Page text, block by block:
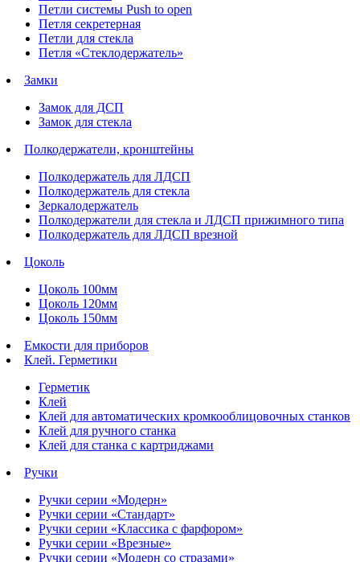
Петли системы Push to open
Петля секретерная
Петли для стекла
Петля «Стеклодержатель»
Замки
Замок для ДСП
Замок для стекла
Полкодержатели, кронштейны
Полкодержатель для ЛДСП
Полкодержатель для стекла
Зеркалодержатель
Полкодержатели для стекла и ЛДСП прижимного типа
Полкодержатель для ЛДСП врезной
Цоколь
Цоколь 100мм
Цоколь 120мм
Цоколь 150мм
Емкости для приборов
Клей. Герметики
Герметик
Клей
Клей для автоматических кромкооблицовочных станков
Клей для ручного станка
Клей для станка с картриджами
Ручки
Ручки серии «Модерн»
Ручки серии «Стандарт»
Ручки серии «Классика с фарфором»
Ручки серии «Врезные»
Ручки серии «Модерн со стразами»